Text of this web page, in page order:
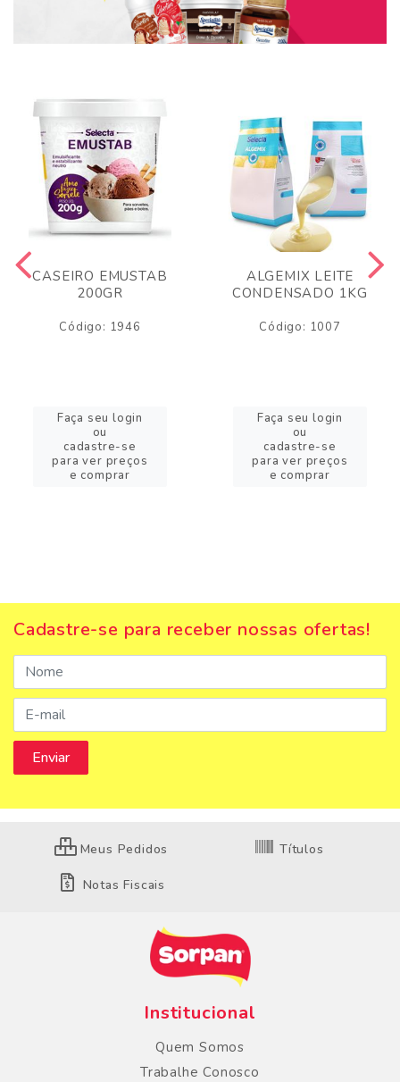
CASEIRO EMUSTAB
200GR
Código: 1946
Faça seu login
ou
cadastre-se
para ver preços
e comprar
ALGEMIX LEITE
CONDENSADO 1KG
Código: 1007
Faça seu login
ou
cadastre-se
para ver preços
e comprar
Cadastre-se para receber nossas ofertas!
Meus Pedidos Títulos
Notas Fiscais
Institucional
Quem Somos
Trabalhe Conosco